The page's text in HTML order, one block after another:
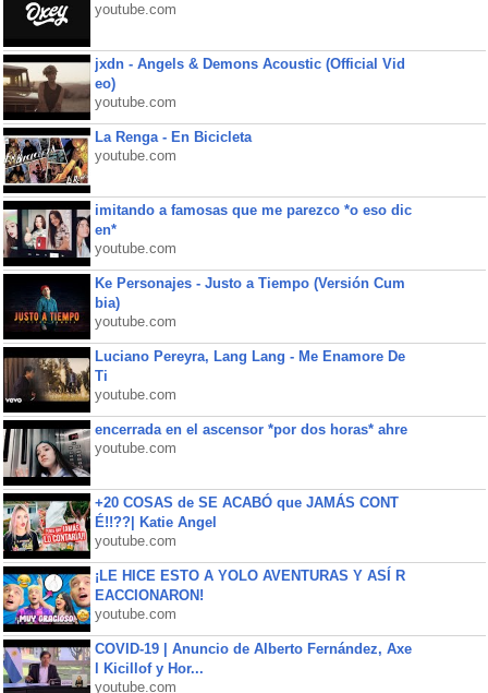
youtube.com
jxdn - Angels & Demons Acoustic (Official Vid
eo)
youtube.com
La Renga - En Bicicleta
youtube.com
imitando a famosas que me parezco *o eso dic
en*
youtube.com
Ke Personajes - Justo a Tiempo (Versión Cum
bia)
youtube.com
Luciano Pereyra, Lang Lang - Me Enamore De
Ti
youtube.com
encerrada en el ascensor *por dos horas* ahre
youtube.com
+20 COSAS de SE ACABÓ que JAMÁS CONT
É!!??| Katie Angel
youtube.com
¡LE HICE ESTO A YOLO AVENTURAS Y ASÍ R
EACCIONARON!
youtube.com
COVID-19 | Anuncio de Alberto Fernández, Axe
l Kicillof y Hor...
youtube.com